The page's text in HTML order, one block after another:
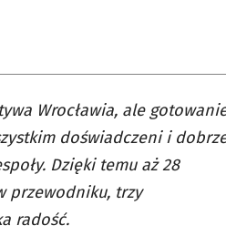
Wrocławia, ale
doświadczeni i
Dzięki temu aż 28
przewodniku, trzy
radość.